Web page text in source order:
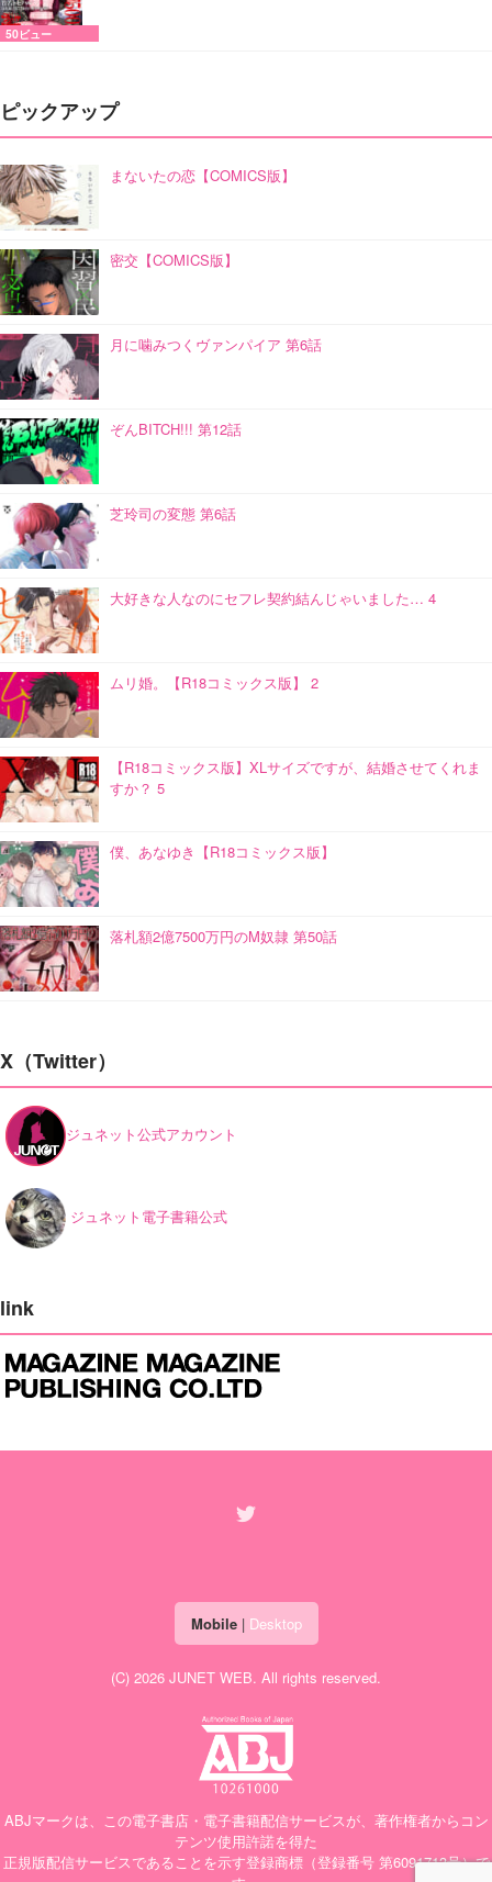
50ビュー
ピックアップ
まないたの恋【COMICS版】
密交【COMICS版】
月に噛みつくヴァンパイア 第6話
ぞんBITCH!!! 第12話
芝玲司の変態 第6話
大好きな人なのにセフレ契約結んじゃいました… 4
ムリ婚。【R18コミックス版】 2
【R18コミックス版】XLサイズですが、結婚させてくれま
すか？ 5
僕、あなゆき【R18コミックス版】
落札額2億7500万円のM奴隷 第50話
X（Twitter）
ジュネット公式アカウント
ジュネット電子書籍公式
link
Mobile| Desktop
(C) 2026 JUNET WEB. All rights reserved.
ABJマークは、この電子書店・電子書籍配信サービスが、著作権者からコン
テンツ使用許諾を得た
正規版配信サービスであることを示す登録商標（登録番号 第6091713号）で